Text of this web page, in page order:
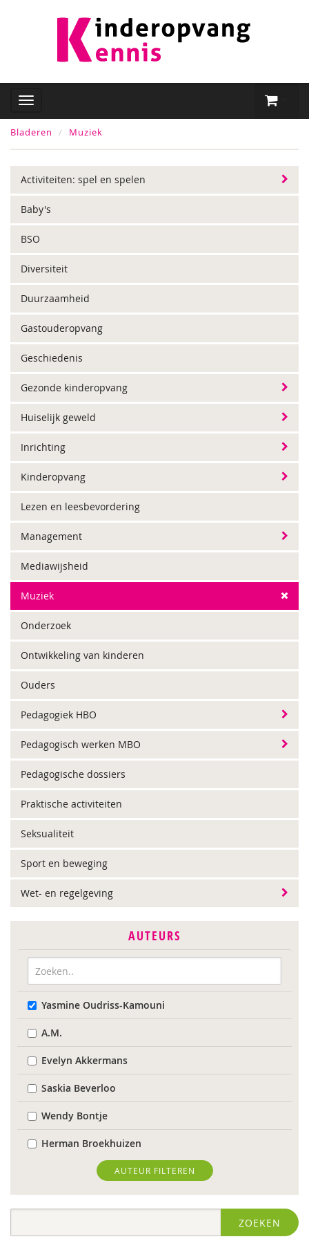
Bladeren Muziek
Activiteiten: spel en spelen
Baby's
BSO
Diversiteit
Duurzaamheid
Gastouderopvang
Geschiedenis
Gezonde kinderopvang
Huiselijk geweld
Inrichting
Kinderopvang
Lezen en leesbevordering
Management
Mediawijsheid
Muziek
Onderzoek
Ontwikkeling van kinderen
Ouders
Pedagogiek HBO
Pedagogisch werken MBO
Pedagogische dossiers
Praktische activiteiten
Seksualiteit
Sport en beweging
Wet- en regelgeving
AUTEURS
Yasmine Oudriss-Kamouni
A.M.
Evelyn Akkermans
Saskia Beverloo
Wendy Bontje
Herman Broekhuizen
Marianne Busser
Marja van Delden
AUTEUR FILTEREN
ZOEKEN